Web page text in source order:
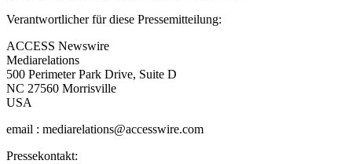
Verantwortlicher für diese Pressemitteilung:
ACCESS Newswire
Mediarelations
500 Perimeter Park Drive, Suite D
NC 27560 Morrisville
USA
email : mediarelations@accesswire.com
Pressekontakt: